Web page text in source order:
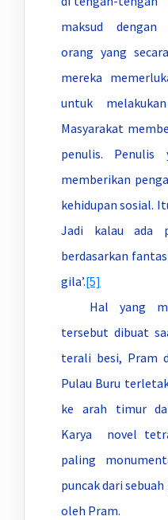
maksud dengan
orang yang
mereka
untuk
Masyarakat
penulis. Penulis
memberikan
kehidupan sosial.
Jadi kalau ada
berdasarkan
gila’.[5]
Hal yang
tersebut dibuat
terali besi, Pram
Pulau Buru
ke arah timur
Karya novel
paling
puncak dari
oleh Pram.